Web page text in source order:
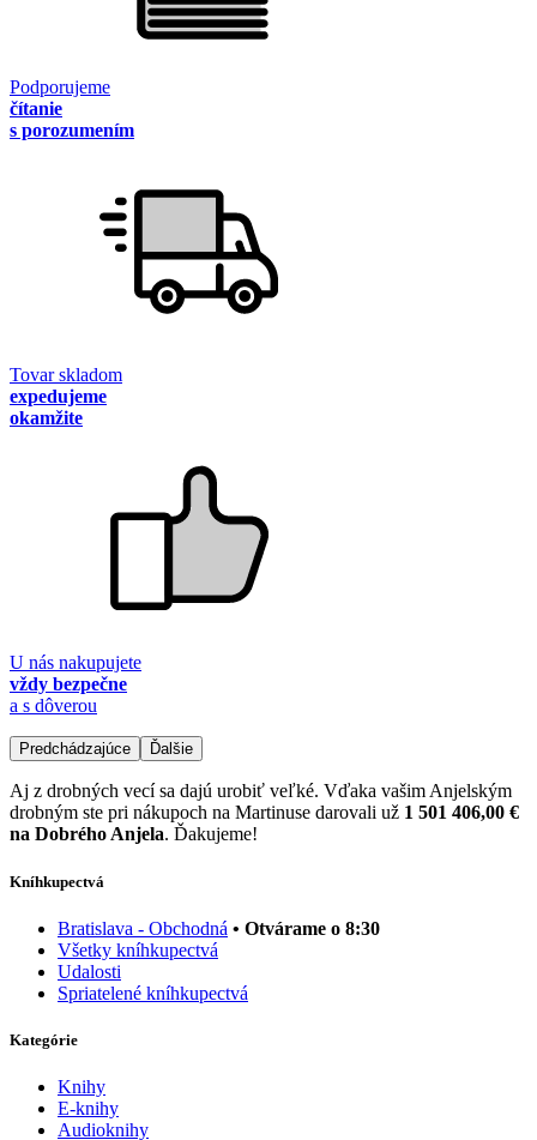
Podporujeme
čítanie
s porozumením
Tovar skladom
expedujeme
okamžite
U nás nakupujete
vždy bezpečne
a s dôverou
Predchádzajúce Ďalšie
Aj z drobných vecí sa dajú urobiť veľké. Vďaka vašim Anjelským
drobným ste pri nákupoch na Martinuse darovali už 1 501 406,00 €
na Dobrého Anjela. Ďakujeme!
Kníhkupectvá
Bratislava - Obchodná • Otvárame o 8:30
Všetky kníhkupectvá
Udalosti
Spriatelené kníhkupectvá
Kategórie
Knihy
E-knihy
Audioknihy